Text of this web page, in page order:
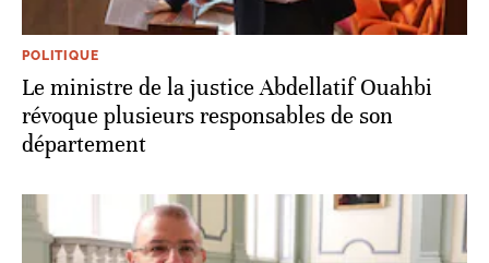
POLITIQUE
Le ministre de la justice Abdellatif Ouahbi
révoque plusieurs responsables de son
département